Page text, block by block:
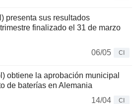
presenta sus resultados
finalizado el 31 de marzo
06/05
CI
obtiene la aprobación municipal
de baterías en Alemania
14/04
CI